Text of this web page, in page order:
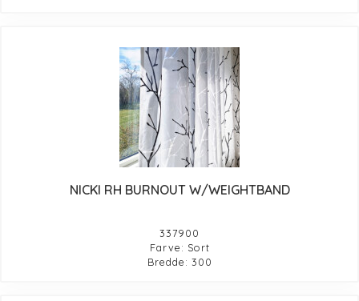
NICKI RH BURNOUT W/WEIGHTBAND
337900
Farve: Sort
Bredde: 300